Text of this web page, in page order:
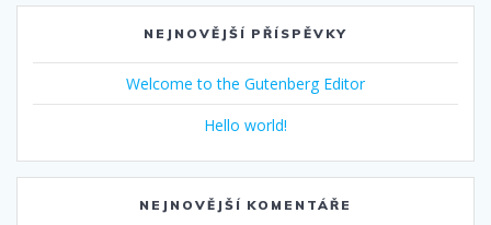
NEJNOVĚJŠÍ PŘÍSPĚVKY
Welcome to the Gutenberg Editor
Hello world!
NEJNOVĚJŠÍ KOMENTÁŘE